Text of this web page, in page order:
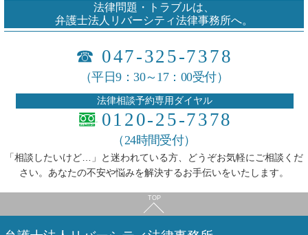
法律問題・トラブルは、
弁護士法人リバーシティ法律事務所へ。
☎ 047-325-7378
（平日9：30～17：00受付）
法律相談予約専用ダイヤル
0120-25-7378
（24時間受付）
「相談したいけど…」と迷われている方、どうぞお気軽にご相談くだ
さい。あなたの不安や悩みを解決するお手伝いをいたします。
TOP